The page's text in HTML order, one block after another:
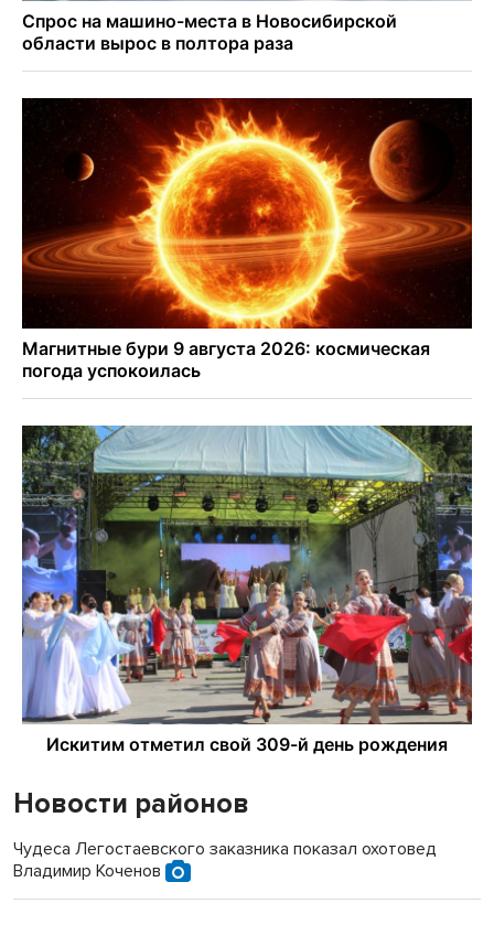
Новости районов
Чудеса Легостаевского заказника показал охотовед
Владимир Коченов